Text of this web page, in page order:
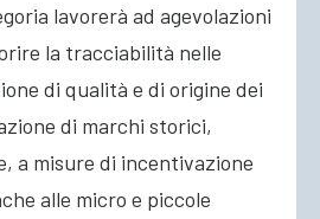
lavorerà ad agevolazioni
la tracciabilità nelle
di qualità e di origine dei
di marchi storici,
a misure di incentivazione
alle micro e piccole